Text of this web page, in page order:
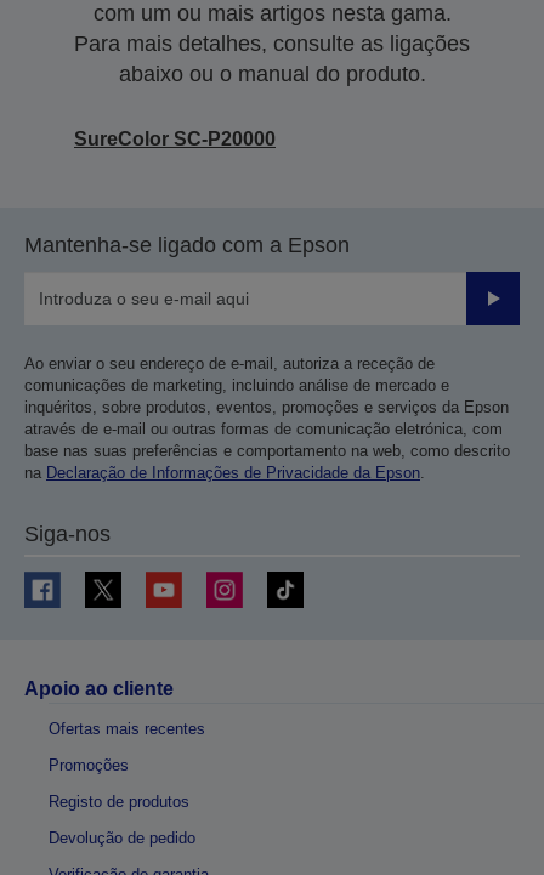
com um ou mais artigos nesta gama.
Para mais detalhes, consulte as ligações
abaixo ou o manual do produto.
SureColor SC-P20000
Mantenha-se ligado com a Epson
Enviar
Ao enviar o seu endereço de e-mail, autoriza a receção de
comunicações de marketing, incluindo análise de mercado e
inquéritos, sobre produtos, eventos, promoções e serviços da Epson
através de e-mail ou outras formas de comunicação eletrónica, com
base nas suas preferências e comportamento na web, como descrito
na Declaração de Informações de Privacidade da Epson.
Siga-nos
Apoio ao cliente
Ofertas mais recentes
Promoções
Registo de produtos
Devolução de pedido